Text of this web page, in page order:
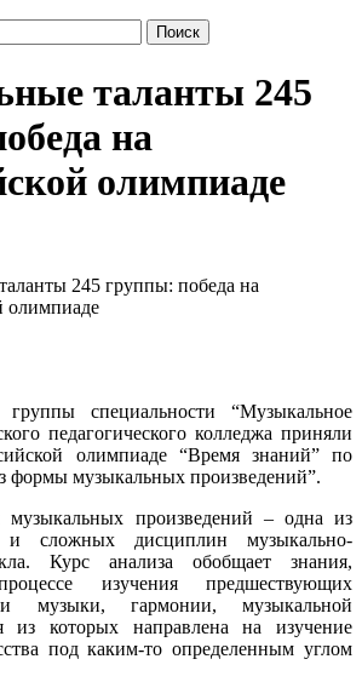
таланты 245
на
олимпиаде
245 группы: победа на
олимпиаде
специальности “Музыкальное
педагогического колледжа приняли
олимпиаде “Время знаний” по
формы музыкальных произведений”.
произведений – одна из
сложных дисциплин музыкально-
Курс анализа обобщает знания,
изучения предшествующих
музыки, гармонии, музыкальной
из которых направлена на изучение
под каким-то определенным углом